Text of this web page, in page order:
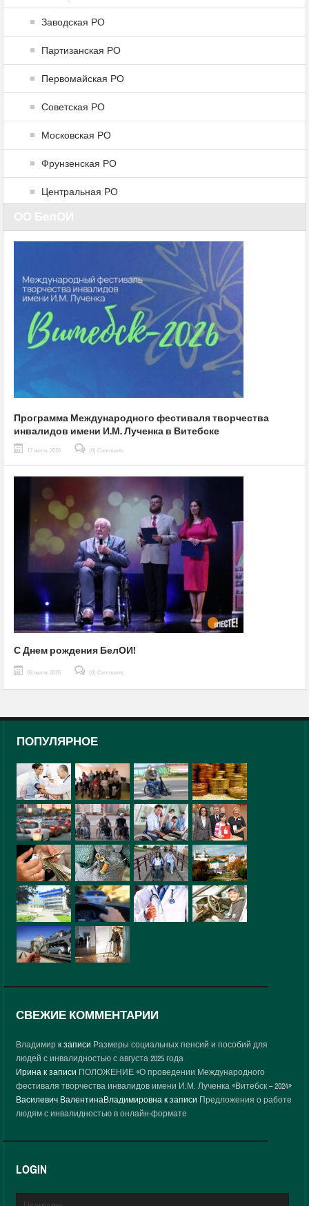
Заводская РО
Партизанская РО
Первомайская РО
Советская РО
Московская РО
Фрунзенская РО
Центральная РО
Программа Международного фестиваля творчества
инвалидов имени И.М. Лученка в Витебске
17 июля, 2026 (0) Comments
С Днем рождения БелОИ!
08 июля, 2026 (0) Comments
ПОПУЛЯРНОЕ
СВЕЖИЕ КОММЕНТАРИИ
Владимир к записи Размеры социальных пенсий и пособий для
людей с инвалидностью с августа 2025 года
Ирина к записи ПОЛОЖЕНИЕ «О проведении Международного
фестиваля творчества инвалидов имени И.М. Лученка «Витебск – 2024»
Василевич ВалентинаВладимировна к записи Предложения о работе
людям с инвалидностью в онлайн-формате
LOGIN